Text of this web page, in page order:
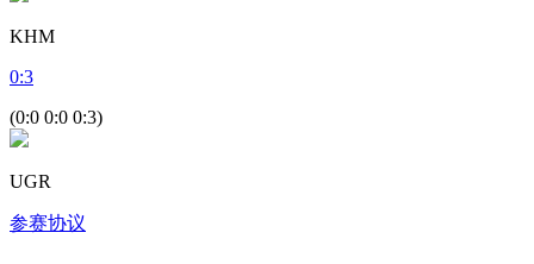
KHM
0:3
(0:0 0:0 0:3)
UGR
参赛协议